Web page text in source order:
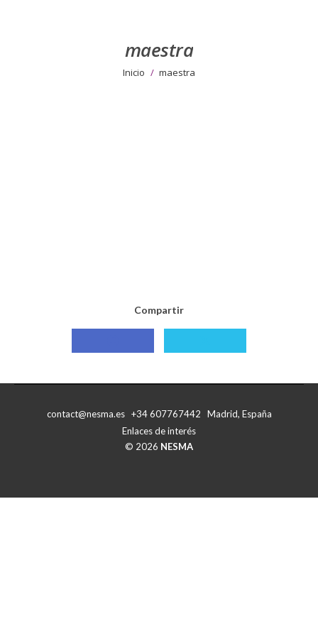
maestra
Estás aquí:
Inicio maestra
Compartir
Compartir
Compartir
contact@nesma.es +34 607767442 Madrid, España
Enlaces de interés
© 2026 NESMA